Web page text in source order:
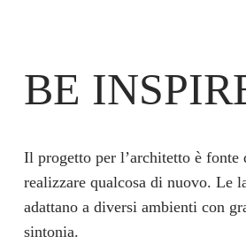
BE
Il progetto per l’architetto è fonte
realizzare qualcosa di nuovo. Le
adattano a diversi ambienti con
sintonia.